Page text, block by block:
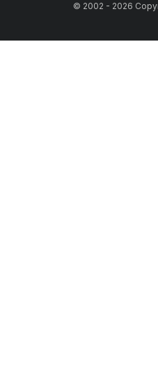
© 2002 - 2026